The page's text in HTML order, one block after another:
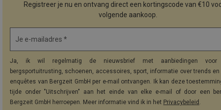
Registreer je nu en ontvang direct een kortingscode van €10
volgende aankoop.
Je e-mailadres *
Ja, ik wil regelmatig de nieuwsbrief met aanbiedingen voor
bergsportuitrusting, schoenen, accessoires, sport, informatie over trends
enquêtes van Bergzeit GmbH per e-mail ontvangen. Ik kan deze
tijde onder "Uitschrijven" aan het einde van elke e-mail of door een
Bergzeit GmbH herroepen. Meer informatie vind ik in het Privacybeleid .